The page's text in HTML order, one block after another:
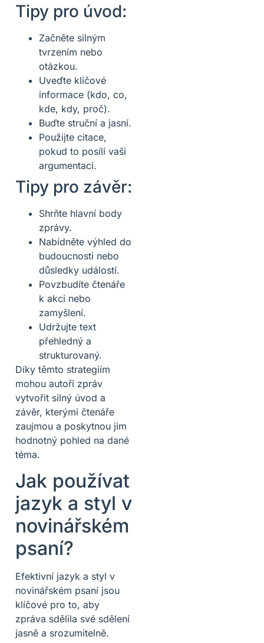
Tipy pro úvod:
Začněte silným
tvrzením nebo
otázkou.
Uveďte klíčové
informace (kdo, co,
kde, kdy, proč).
Buďte struční a jasní.
Použijte citace,
pokud to posílí vaši
argumentaci.
Tipy pro závěr:
Shrňte hlavní body
zprávy.
Nabídněte výhled do
budoucnosti nebo
důsledky událostí.
Povzbudíte čtenáře
k akci nebo
zamyšlení.
Udržujte text
přehledný a
strukturovaný.
Díky těmto strategiím
mohou autoři zpráv
vytvořit silný úvod a
závěr, kterými čtenáře
zaujmou a poskytnou jim
hodnotný pohled na dané
téma.
Jak používat
jazyk a styl v
novinářském
psaní?
Efektivní jazyk a styl v
novinářském psaní jsou
klíčové pro to, aby
zpráva sdělila své sdělení
jasně a srozumitelně.